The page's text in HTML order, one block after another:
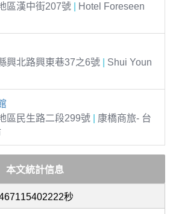
區漢中街207號
Hotel Foreseen
興北路興東巷37之6號
Shui Youn
區民生路二段299號
康橋商旅- 台
本文統計信息
秒